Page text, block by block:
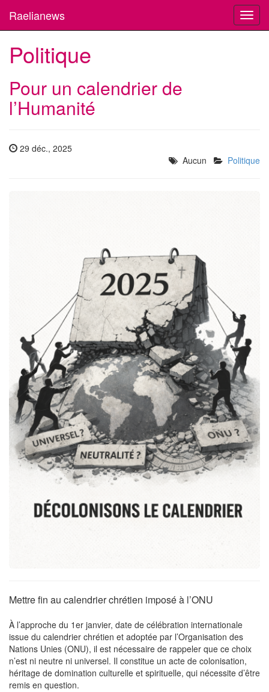
Raelianews
Politique
Pour un calendrier de
l’Humanité
29 déc., 2025
Aucun
Politique
Mettre fin au calendrier chrétien imposé à l’ONU
À l’approche du 1er janvier, date de célébration internationale
issue du calendrier chrétien et adoptée par l’Organisation des
Nations Unies (ONU), il est nécessaire de rappeler que ce choix
n’est ni neutre ni universel. Il constitue un acte de colonisation,
héritage de domination culturelle et spirituelle, qui nécessite d’être
remis en question.